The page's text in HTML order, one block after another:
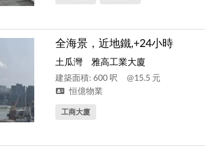
全海景，近地鐵,+24小時
土瓜灣 雅高工業大廈
建築面積: 600 呎
@15.5 元
恒億物業
工商大廈